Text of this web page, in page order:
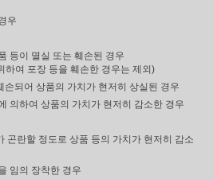
우
등이 멸실 또는 훼손된 경우
하여 포장 등을 훼손한 경우는 제외)
되어 상품의 가치가 현저히 상실된 경우
의하여 상품의 가치가 현저히 감소한 경우
곤란할 정도로 상품 등의 가치가 현저히 감소
임의 장착한 경우